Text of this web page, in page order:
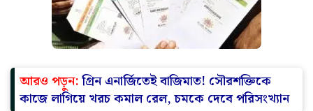
আরও পড়ুন:গ্রিন এনার্জিতেই বাজিমাত! সৌরশক্তিকে
কাজে লাগিয়ে খরচ কমাল রেল, চমকে দেবে পরিসংখ্যান